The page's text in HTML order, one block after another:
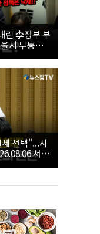
린 李정부 부
시 부동산
선택"...사
서울